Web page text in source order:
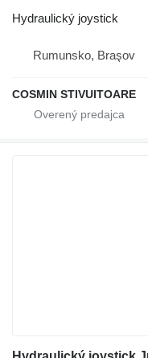
Hydraulický joystick
Rumunsko, Braşov
COSMIN STIVUITOARE